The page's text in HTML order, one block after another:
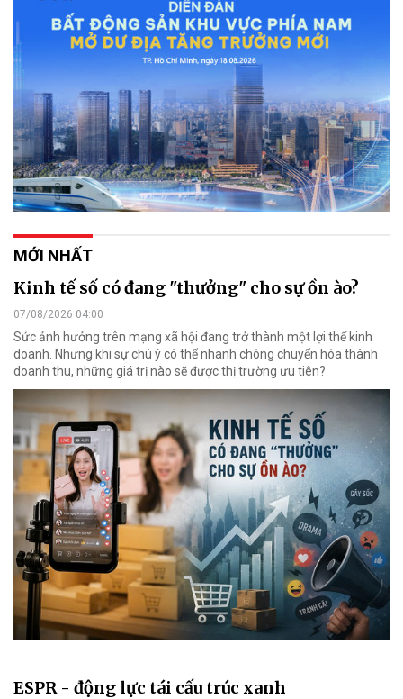
MỚI NHẤT
Kinh tế số có đang "thưởng" cho sự ồn ào?
07/08/2026 04:00
Sức ảnh hưởng trên mạng xã hội đang trở thành một lợi thế kinh
doanh. Nhưng khi sự chú ý có thể nhanh chóng chuyển hóa thành
doanh thu, những giá trị nào sẽ được thị trường ưu tiên?
ESPR - động lực tái cấu trúc xanh